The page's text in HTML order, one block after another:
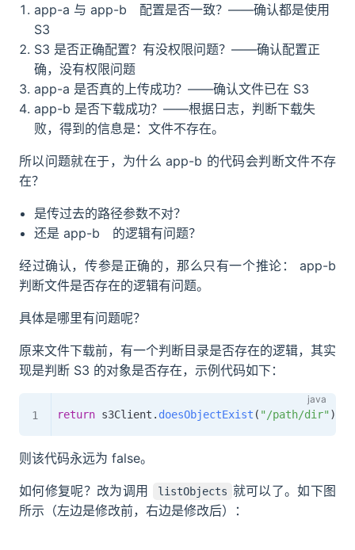
app-a 与 app-b 配置是否一致？——确认都是使用
S3
S3 是否正确配置？有没权限问题？——确认配置正
确，没有权限问题
app-a 是否真的上传成功？——确认文件已在 S3
app-b 是否下载成功？——根据日志，判断下载失
败，得到的信息是：文件不存在。
所以问题就在于，为什么 app-b 的代码会判断文件不存
在？
是传过去的路径参数不对？
还是 app-b 的逻辑有问题？
经过确认，传参是正确的，那么只有一个推论： app-b
判断文件是否存在的逻辑有问题。
具体是哪里有问题呢？
原来文件下载前，有一个判断目录是否存在的逻辑，其实
现是判断 S3 的对象是否存在，示例代码如下：
return s3Client . doesObjectExist ( "/path/dir" )
则该代码永远为 false。
如何修复呢？改为调用 listObjects 就可以了。如下图
所示（左边是修改前，右边是修改后）：